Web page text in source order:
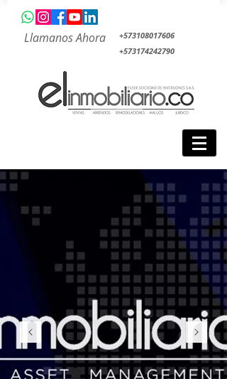
Llamanos Ahora
+573108017606
+573174242790